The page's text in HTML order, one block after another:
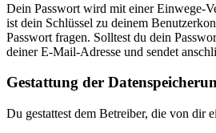
Dein Passwort wird mit einer Einwege-
ist dein Schlüssel zu deinem
Passwort fragen. Solltest du dein
deiner E-Mail-Adresse und sendet
Gestattung der
Du gestattest dem Betreiber, die von dir